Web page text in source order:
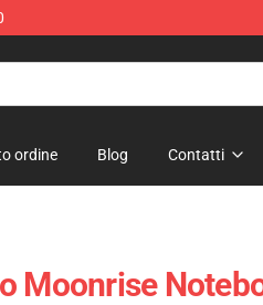
ordine Blog Contatti
Moonrise